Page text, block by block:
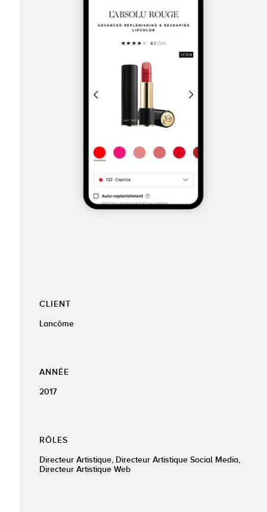
CLIENT
Lancôme
ANNÉE
2017
RÔLES
Directeur Artistique, Directeur Artistique Social Media,
Directeur Artistique Web